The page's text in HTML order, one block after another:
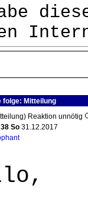
folge: Mitteilung
Reaktion unnötig
So 31.12.2017